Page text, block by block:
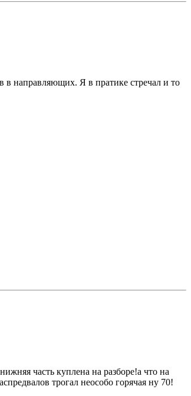
в направляющих. Я в пратике стречал и то
часть куплена на разборе!а что на
трогал неособо горячая ну 70!